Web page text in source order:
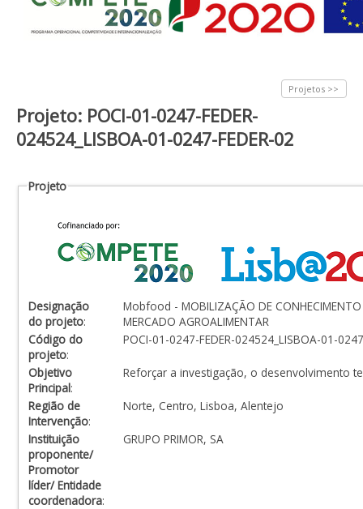
Projetos >>
Projeto: POCI-01-0247-FEDER-
024524_LISBOA-01-0247-FEDER-02
Projeto
Designação
do projeto:
Mobfood - MOBILIZAÇÃO DE CONHECIMENTO
MERCADO AGROALIMENTAR
Código do
projeto:
POCI-01-0247-FEDER-024524_LISBOA-01-
Objetivo
Principal:
Reforçar a investigação, o desenvolvimento
Região de
Intervenção:
Norte, Centro, Lisboa, Alentejo
Instituição
proponente/
Promotor
líder/ Entidade
coordenadora:
GRUPO PRIMOR, SA